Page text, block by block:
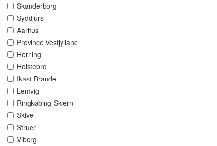
Skanderborg
Syddjurs
Aarhus
Province Vestjylland
Herning
Holstebro
Ikast-Brande
Lemvig
Ringkøbing-Skjern
Skive
Struer
Viborg